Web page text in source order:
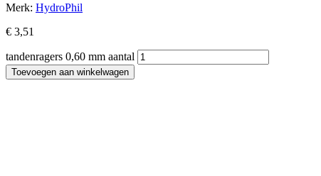
Merk: HydroPhil
€ 3,51
tandenragers 0,60 mm aantal
Toevoegen aan winkelwagen